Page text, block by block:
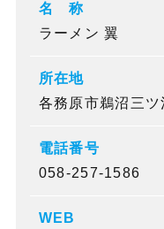
名 称
ラーメン 翼
所在地
各務原市鵜沼三
電話番号
058-257-1586
WEB